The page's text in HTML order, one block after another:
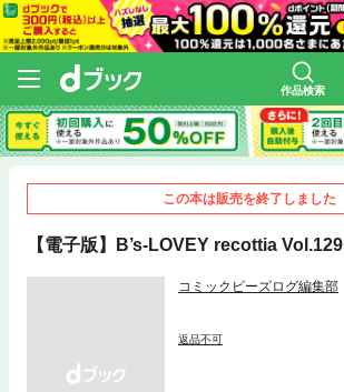
作品検索
この本は販売を終了しました
【電子版】B’s-LOVEY recottia Vol.129
コミックビーズログ編集部
返品不可